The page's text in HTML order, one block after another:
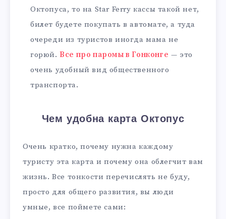
Октопуса, то на Star Ferry кассы такой нет,
билет будете покупать в автомате, а туда
очереди из туристов иногда мама не
горюй.Все про паромы в Гонконге — это
очень удобный вид общественного
транспорта.
Чем удобна карта Октопус
Очень кратко, почему нужна каждому
туристу эта карта и почему она облегчит вам
жизнь. Все тонкости перечислять не буду,
просто для общего развития, вы люди
умные, все поймете сами: